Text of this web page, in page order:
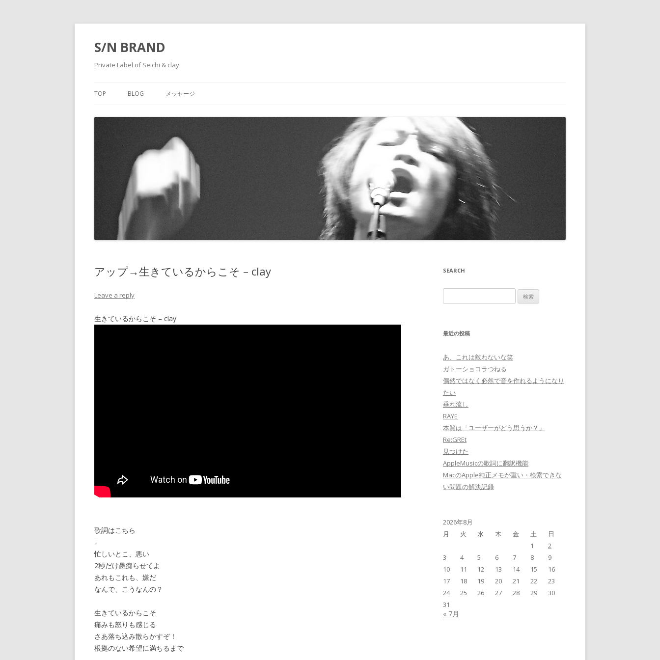
S/N BRAND
Private Label of Seichi & clay
TOP BLOG メッセージ
アップ→生きているからこそ – clay
Leave a reply
生きているからこそ – clay
歌詞はこちら
↓
忙しいとこ、悪い
2秒だけ愚痴らせてよ
あれもこれも、嫌だ
なんで、こうなんの？
生きているからこそ
痛みも怒りも感じる
さあ落ち込み散らかすぞ！
根拠のない希望に満ちるまで
SEARCH
索:
最近の投稿
あ、これは敵わないな笑
ガトーショコラつねる
偶然ではなく必然で音を作れるようになり
たい
垂れ流し
RAYE
本質は「ユーザーがどう思うか？」
Re:GREt
見つけた
AppleMusicの歌詞に翻訳機能
MacのApple純正メモが重い・検索できな
い問題の解決記録
2026年8月
月
火 水 木 金 土
日
1
2
3
4 5 6 7 8
9
10
11 12 13 14 15
16
17
18 19 20 21 22
23
24
25 26 27 28 29
30
31
« 7月